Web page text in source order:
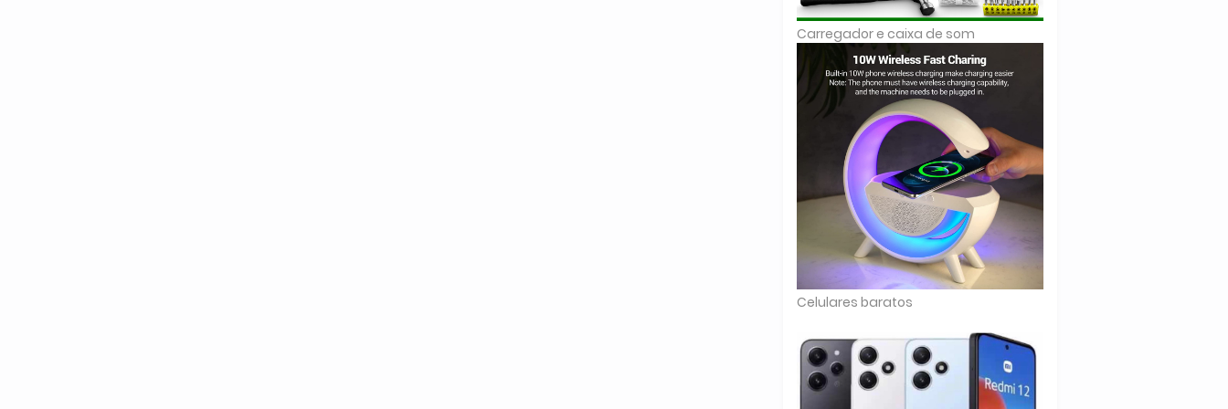
Carregador e caixa de som
Celulares baratos